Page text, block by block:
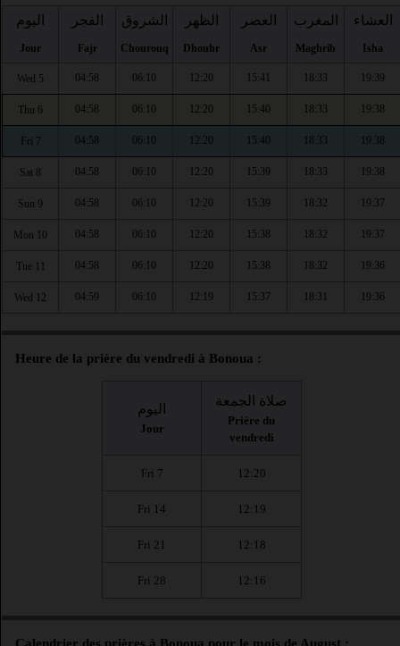
اليوم
Jour
الفجر
Fajr
الشروق
Chourouq
الظهر
Dhouhr
العصر
Asr
المغرب
Maghrib
العشاء
Isha
Wed 5 04:58 06:10 12:20 15:41 18:33 19:39
Thu 6 04:58 06:10 12:20 15:40 18:33 19:38
Fri 7 04:58 06:10 12:20 15:40 18:33 19:38
Sat 8 04:58 06:10 12:20 15:39 18:33 19:38
Sun 9 04:58 06:10 12:20 15:39 18:32 19:37
Mon 10 04:58 06:10 12:20 15:38 18:32 19:37
Tue 11 04:58 06:10 12:20 15:38 18:32 19:36
Wed 12 04:59 06:10 12:19 15:37 18:31 19:36
Heure de la prière du vendredi à Bonoua :
اليوم
Jour
صلاة الجمعة
Prière du
vendredi
Fri 7 12:20
Fri 14 12:19
Fri 21 12:18
Fri 28 12:16